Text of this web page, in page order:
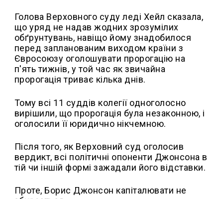
Голова Верховного суду леді Хейл сказала,
що уряд не надав жодних зрозумілих
обґрунтувань, навіщо йому знадобилося
перед запланованим виходом країни з
Євросоюзу оголошувати пророгацію на
п'ять тижнів, у той час як звичайна
пророгація триває кілька днів.
Тому всі 11 суддів колегії одноголосно
вирішили, що пророгація була незаконною, і
оголосили її юридично нікчемною.
Після того, як Верховний суд оголосив
вердикт, всі політичні опоненти Джонсона в
тій чи іншій формі зажадали його відставки.
Проте, Борис Джонсон капіталювати не